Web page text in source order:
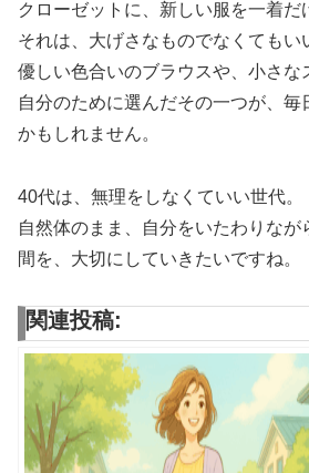
クローゼットに、新しい服を一着だ
それは、大げさなものでなくてもい
優しい色合いのブラウスや、小さな
自分のために選んだその一つが、毎
かもしれません。
40代は、無理をしなくていい世代。
自然体のまま、自分をいたわりな
間を、大切にしていきたいですね。
関連投稿: